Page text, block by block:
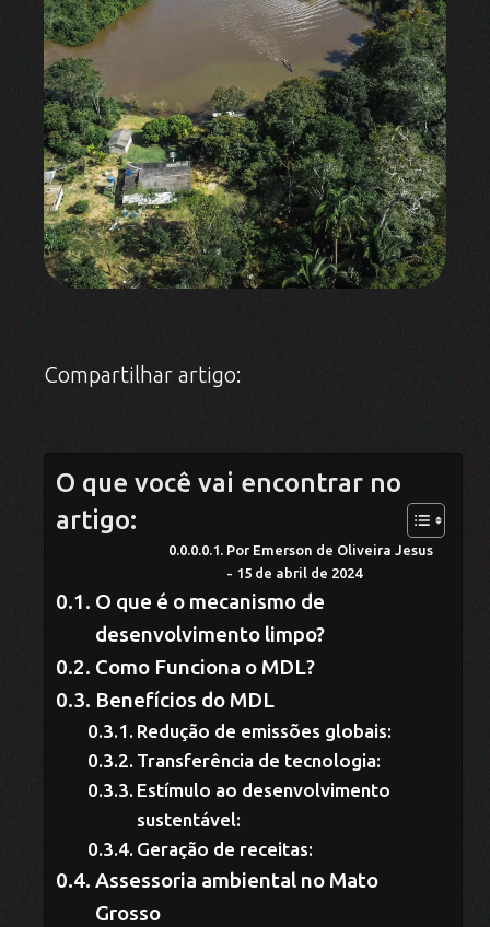
Compartilhar artigo:
O que você vai encontrar no
artigo:
Por Emerson de Oliveira Jesus
- 15 de abril de 2024
O que é o mecanismo de
desenvolvimento limpo?
Como Funciona o MDL?
Benefícios do MDL
Redução de emissões globais:
Transferência de tecnologia:
Estímulo ao desenvolvimento
sustentável:
Geração de receitas:
Assessoria ambiental no Mato
Grosso